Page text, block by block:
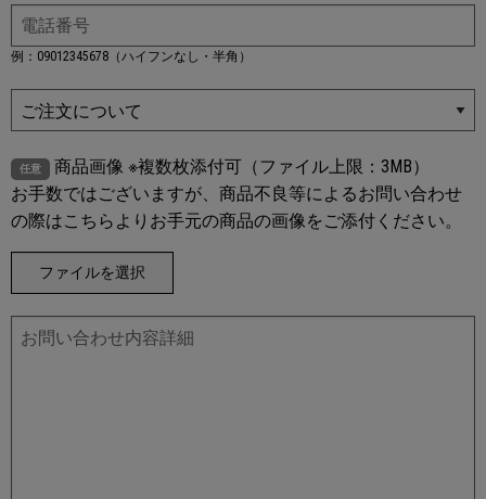
例：09012345678（ハイフンなし・半角）
任意
商品画像 ※複数枚添付可（ファイル上限：3MB）
お手数ではございますが、商品不良等によるお問い合わせ
の際はこちらよりお手元の商品の画像をご添付ください。